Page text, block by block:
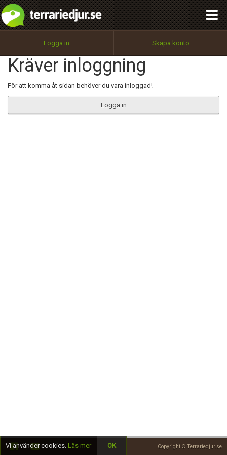
Logga in Skapa konto
Kräver inloggning
För att komma åt sidan behöver du vara inloggad!
Logga in
Copyright © Terrariedjur.se
Utför
100%
OK
integritetspolicy
Namn:
Epost:
Begär nytt lösenord
Tillbaka till förstasidan
Vi använder cookies. Läs mer OK